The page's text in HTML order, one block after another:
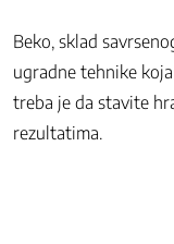
Beko, sklad
ugradne tehnike
treba je da stavite
rezultatima.